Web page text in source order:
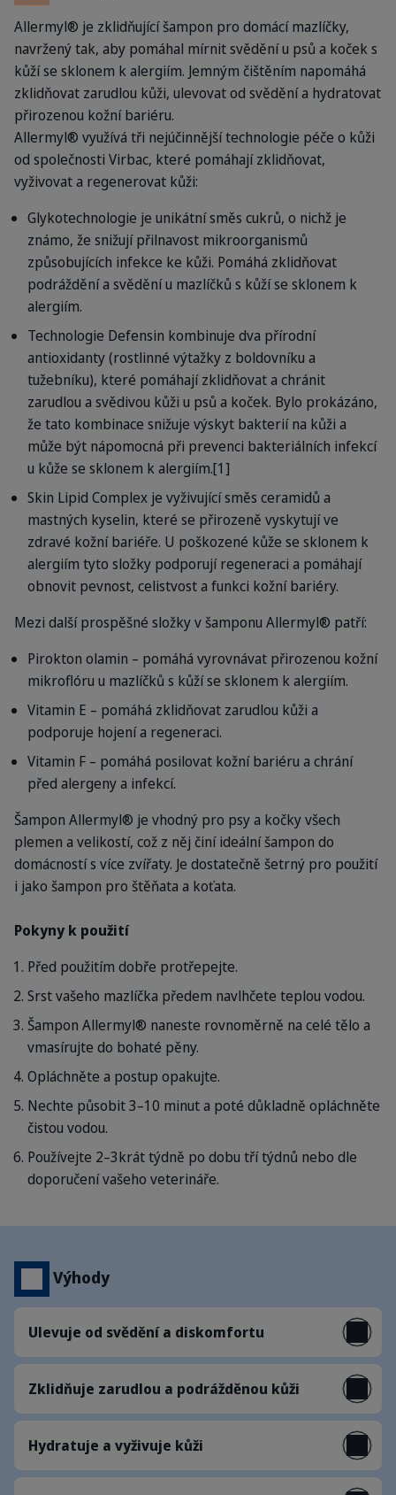
Allermyl® je zklidňující šampon pro domácí mazlíčky,
navržený tak, aby pomáhal mírnit svědění u psů a koček s
kůží se sklonem k alergiím. Jemným čištěním napomáhá
zklidňovat zarudlou kůži, ulevovat od svědění a hydratovat
přirozenou kožní bariéru.
Allermyl® využívá tři nejúčinnější technologie péče o kůži
od společnosti Virbac, které pomáhají zklidňovat,
vyživovat a regenerovat kůži:
Glykotechnologie je unikátní směs cukrů, o nichž je
známo, že snižují přilnavost mikroorganismů
způsobujících infekce ke kůži. Pomáhá zklidňovat
podráždění a svědění u mazlíčků s kůží se sklonem k
alergiím.
Technologie Defensin kombinuje dva přírodní
antioxidanty (rostlinné výtažky z boldovníku a
tužebníku), které pomáhají zklidňovat a chránit
zarudlou a svědivou kůži u psů a koček. Bylo prokázáno,
že tato kombinace snižuje výskyt bakterií na kůži a
může být nápomocná při prevenci bakteriálních infekcí
u kůže se sklonem k alergiím.[1]
Skin Lipid Complex je vyživující směs ceramidů a
mastných kyselin, které se přirozeně vyskytují ve
zdravé kožní bariéře. U poškozené kůže se sklonem k
alergiím tyto složky podporují regeneraci a pomáhají
obnovit pevnost, celistvost a funkci kožní bariéry.
Mezi další prospěšné složky v šamponu Allermyl® patří:
Pirokton olamin – pomáhá vyrovnávat přirozenou kožní
mikroflóru u mazlíčků s kůží se sklonem k alergiím.
Vitamin E – pomáhá zklidňovat zarudlou kůži a
podporuje hojení a regeneraci.
Vitamin F – pomáhá posilovat kožní bariéru a chrání
před alergeny a infekcí.
Šampon Allermyl® je vhodný pro psy a kočky všech
plemen a velikostí, což z něj činí ideální šampon do
domácností s více zvířaty. Je dostatečně šetrný pro použití
i jako šampon pro štěňata a koťata.
Pokyny k použití
Před použitím dobře protřepejte.
Srst vašeho mazlíčka předem navlhčete teplou vodou.
Šampon Allermyl® naneste rovnoměrně na celé tělo a
vmasírujte do bohaté pěny.
Opláchněte a postup opakujte.
Nechte působit 3–10 minut a poté důkladně opláchněte
čistou vodou.
Používejte 2–3krát týdně po dobu tří týdnů nebo dle
doporučení vašeho veterináře.
Výhody
Ulevuje od svědění a diskomfortu
Zklidňuje zarudlou a podrážděnou kůži
Hydratuje a vyživuje kůži